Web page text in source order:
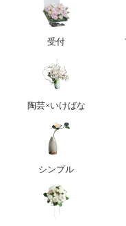
受付
陶芸×いけばな
シンプル